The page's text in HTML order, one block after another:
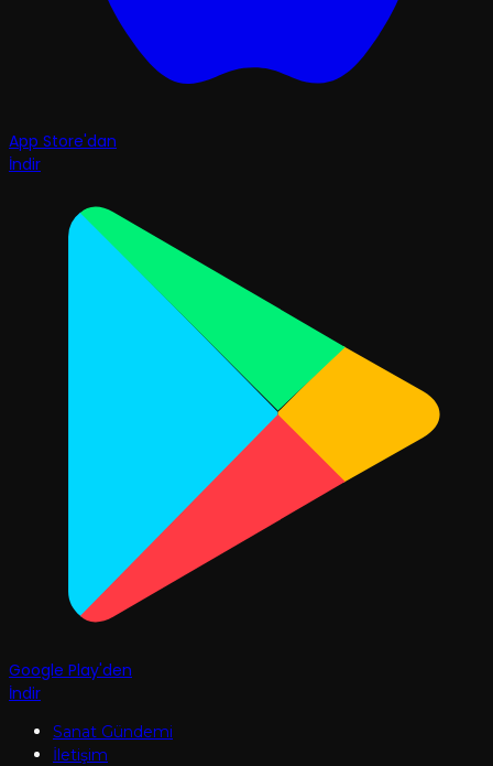
App Store'dan
İndir
Google Play'den
İndir
Sanat Gündemi
İletişim